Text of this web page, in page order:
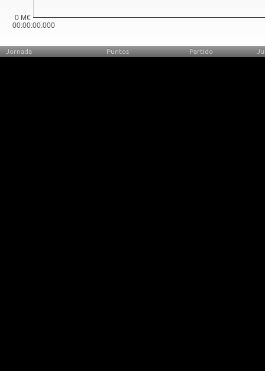
00:00:00.000
0 M€
Jornada Puntos Partido